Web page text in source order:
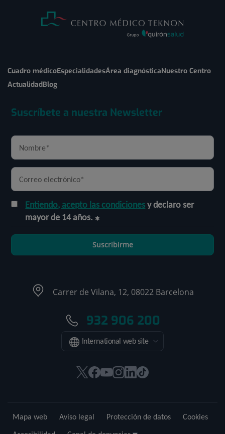
Cuadro médicoEspecialidadesÁrea diagnósticaNuestro Centro
ActualidadBlog
Suscríbete a nuestra Newsletter
Entiendo, acepto las condicionesy declaro ser
mayor de 14 años.
Suscribirme
Carrer de Vilana, 12, 08022 Barcelona
932 906 200
International web site
Este
en
Este
en
Este
en
Este
en
Este
en
Enlace
externa.
Mapa web Aviso legal Protección de datos
Cookies